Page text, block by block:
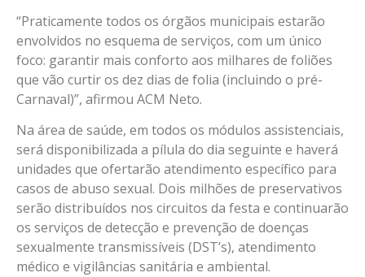
“Praticamente todos os órgãos municipais estarão
envolvidos no esquema de serviços, com um único
foco: garantir mais conforto aos milhares de foliões
que vão curtir os dez dias de folia (incluindo o pré-
Carnaval)”, afirmou ACM Neto.
Na área de saúde, em todos os módulos assistenciais,
será disponibilizada a pílula do dia seguinte e haverá
unidades que ofertarão atendimento específico para
casos de abuso sexual. Dois milhões de preservativos
serão distribuídos nos circuitos da festa e continuarão
os serviços de detecção e prevenção de doenças
sexualmente transmissíveis (DST’s), atendimento
médico e vigilâncias sanitária e ambiental.